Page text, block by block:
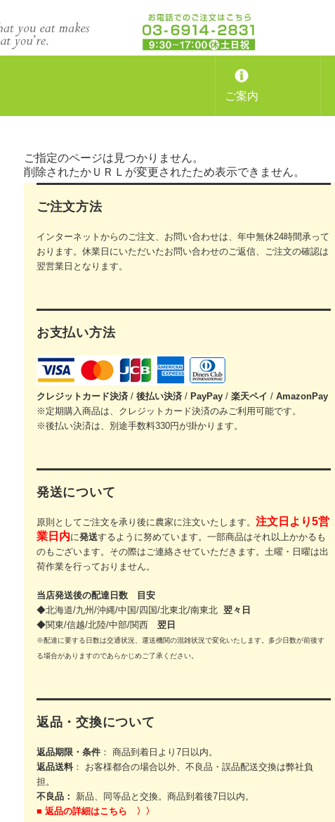
ご案内
ご指定のページは見つかりません。
削除されたかＵＲＬが変更されたため表示できません。
ご注文方法
インターネットからのご注文、お問い合わせは、年中無休24時間承って
おります。休業日にいただいたお問い合わせのご返信、ご注文の確認は
翌営業日となります。
お支払い方法
クレジットカード決済 / 後払い決済 / PayPay / 楽天ペイ / AmazonPay
※定期購入商品は、クレジットカード決済のみご利用可能です。
※後払い決済は、別途手数料330円が掛かります。
発送について
原則としてご注文を承り後に農家に注文いたします。 注文日より5営
業日内に発送するように努めています。一部商品はそれ以上かかるも
のもございます。その際はご連絡させていただきます。 土曜・日曜は出
荷作業を行っておりません。
当店発送後の配達日数 目安
◆北海道/九州/沖縄/中国/四国/北東北/南東北 翌々日
◆関東/信越/北陸/中部/関西 翌日
※配達に要する日数は交通状況、運送機関の混雑状況で変化いたします。多少日数が前後す
る場合がありますのであらかじめご了承ください。
返品・交換について
返品期限・条件 ： 商品到着日より7日以内。
返品送料： お客様都合の場合以外、不良品・誤品配送交換は弊社負
担。
不良品：
新品、同等品と交換。商品到着後7日以内。
■ 返品の詳細はこちら 〉〉